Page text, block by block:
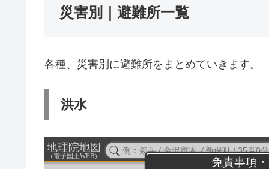
災害別｜避難所一覧
各種、災害別に避難所をまとめていきます。
洪水